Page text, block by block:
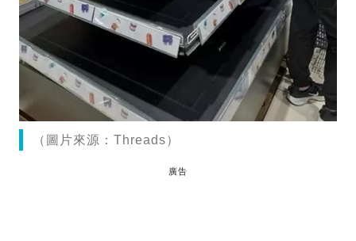
（圖片來源：Threads）
廣告